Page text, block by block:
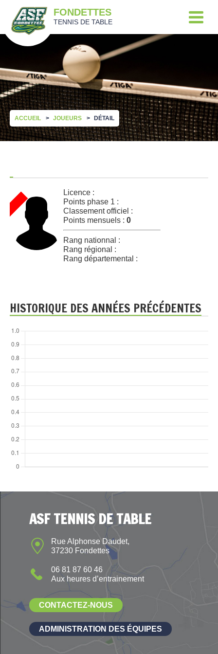
FONDETTES
TENNIS DE TABLE
ACCUEIL JOUEURS DÉTAIL
Licence :
Points phase 1 :
Classement officiel :
Points mensuels : 0
Rang nationnal :
Rang régional :
Rang départemental :
HISTORIQUE DES ANNÉES PRÉCÉDENTES
ASF TENNIS DE TABLE
Rue Alphonse Daudet,
37230 Fondettes
06 81 87 60 46
Aux heures d’entrainement
CONTACTEZ-NOUS
ADMINISTRATION DES ÉQUIPES